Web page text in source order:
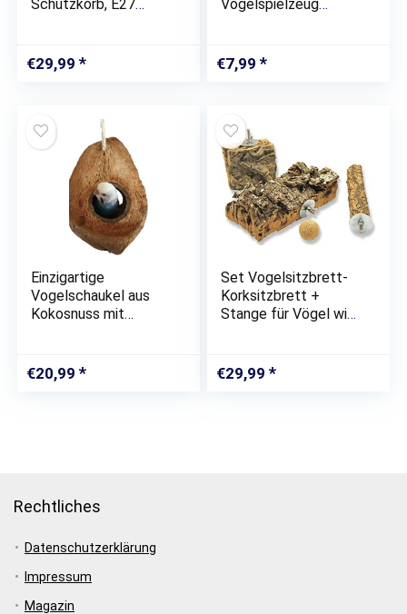
Schutzkorb, E27
Waermelampe für
Schildkröte,
€29,99
Vogelspielzeug
Aufsteckspindel
Nahrungsmittelfleisch
€7,99
Einzigartige
Vogelschaukel aus
Kokosnuss mit
Vogelspielzeug für
Wellensittich
€20,99
Set Vogelsitzbrett-
Korksitzbrett +
Stange für Vögel wie
hitzebehandelt inkl.
Befestigung +
€29,99
Rechtliches
Datenschutzerklärung
Impressum
Magazin